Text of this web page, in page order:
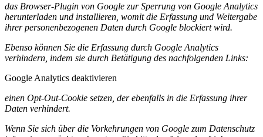
das Browser-Plugin von Google zur Sperrung von Google Analytics
herunterladen und installieren, womit die Erfassung und Weitergabe
ihrer personenbezogenen Daten durch Google blockiert wird.
Ebenso können Sie die Erfassung durch Google Analytics
verhindern, indem sie durch Betätigung des nachfolgenden Links:
Google Analytics deaktivieren
einen Opt-Out-Cookie setzen, der ebenfalls in die Erfassung ihrer
Daten verhindert.
Wenn Sie sich über die Vorkehrungen von Google zum Datenschutz